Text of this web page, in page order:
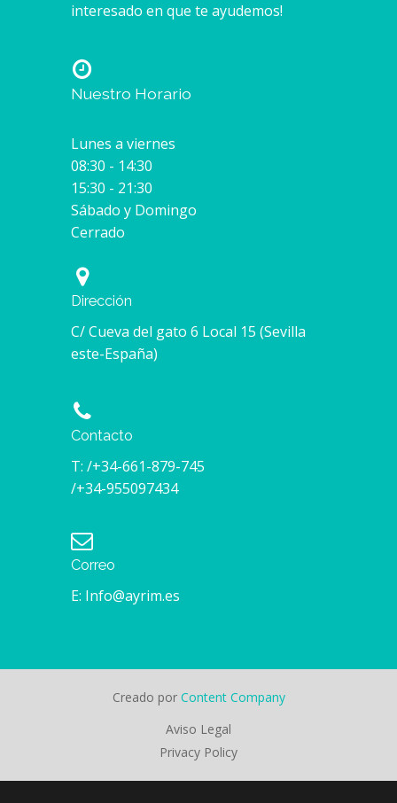
interesado en que te ayudemos!
Nuestro Horario
Lunes a viernes
08:30 - 14:30
15:30 - 21:30
Sábado y Domingo
Cerrado
Dirección
C/ Cueva del gato 6 Local 15 (Sevilla
este-España)
Contacto
T: /+34-661-879-745
/+34-955097434
Correo
E: Info@ayrim.es
Creado porContent Company
Aviso Legal
Privacy Policy